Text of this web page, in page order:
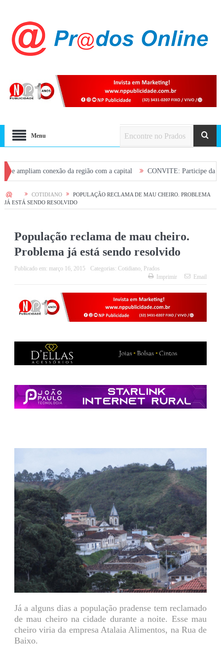
Menu
conexão da região com a capital CONVITE: Participe da Plenária de
HOME COTIDIANO
POPULAÇÃO RECLAMA DE MAU CHEIRO. PROBLEMA
JÁ ESTÁ SENDO RESOLVIDO
População reclama de mau cheiro.
Problema já está sendo resolvido
Publicado em: março 16, 2015 Categorias: Cotidiano, Prados
Imprimir
Email
Já a alguns dias a população pradense tem reclamado
de mau cheiro na cidade durante a noite. Esse mau
cheiro viria da empresa Atalaia Alimentos, na Rua de
Baixo.